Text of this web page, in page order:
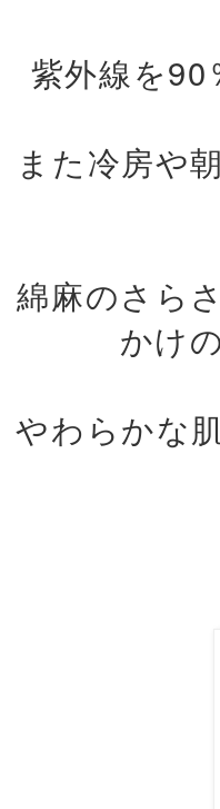
紫外線を
また冷房や
綿麻のさら
かけ
やわらかな